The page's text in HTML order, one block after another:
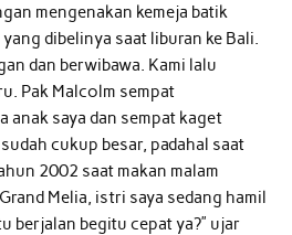
mengenakan kemeja batik
dibelinya saat liburan ke Bali.
dan berwibawa. Kami lalu
Pak Malcolm sempat
anak saya dan sempat kaget
cukup besar, padahal saat
2002 saat makan malam
Melia, istri saya sedang hamil
berjalan begitu cepat ya?” ujar